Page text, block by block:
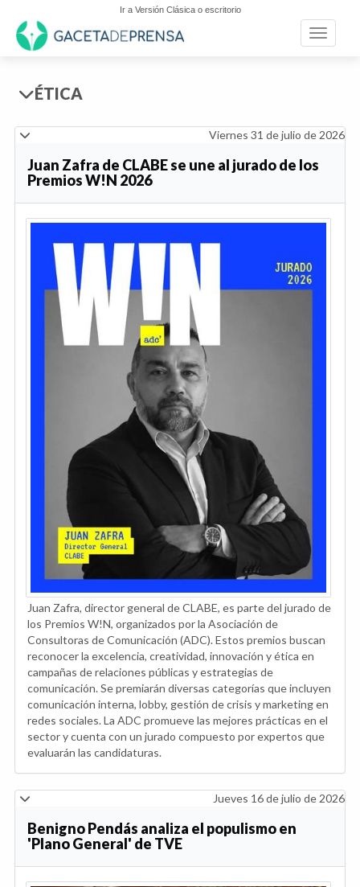
Ir a Versión Clásica o escritorio
Toggle
ÉTICA
Viernes 31 de julio de 2026
Juan Zafra de CLABE se une al jurado de los
Premios W!N 2026
Juan Zafra, director general de CLABE, es parte del jurado de
los Premios W!N, organizados por la Asociación de
Consultoras de Comunicación (ADC). Estos premios buscan
reconocer la excelencia, creatividad, innovación y ética en
campañas de relaciones públicas y estrategias de
comunicación. Se premiarán diversas categorías que incluyen
comunicación interna, lobby, gestión de crisis y marketing en
redes sociales. La ADC promueve las mejores prácticas en el
sector y cuenta con un jurado compuesto por expertos que
evaluarán las candidaturas.
Jueves 16 de julio de 2026
Benigno Pendás analiza el populismo en
'Plano General' de TVE